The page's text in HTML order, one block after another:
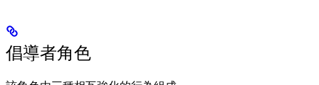
倡導者角色